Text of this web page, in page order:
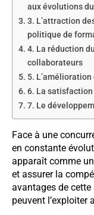
aux évolutions
3. L’attraction
politique de
4. La réduction
collaborateurs
5.
6. La
7. Le
Face à une
en constante
apparaît comme
et assurer la
avantages de
peuvent l’exploiter